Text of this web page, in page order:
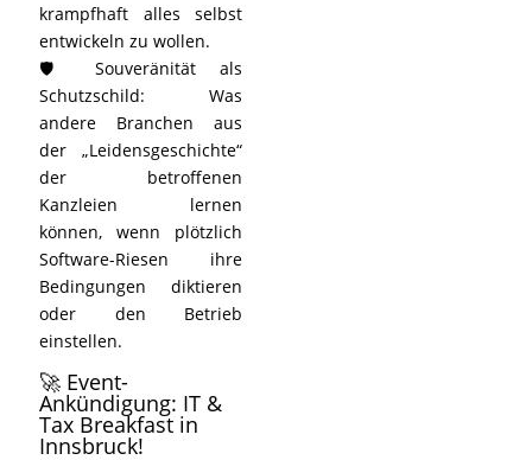
krampfhaft alles selbst
entwickeln zu wollen.
🛡️ Souveränität als
Schutzschild: Was
andere Branchen aus
der „Leidensgeschichte“
der betroffenen
Kanzleien lernen
können, wenn plötzlich
Software-Riesen ihre
Bedingungen diktieren
oder den Betrieb
einstellen.
🚀 Event-
Ankündigung: IT &
Tax Breakfast in
Innsbruck!